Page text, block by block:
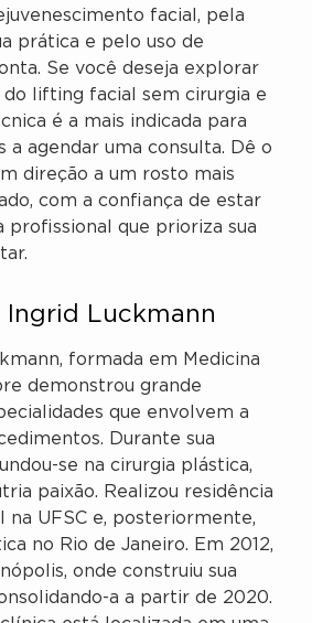
facial, pela
prática e pelo uso de
Se você deseja explorar
do lifting facial sem cirurgia e
é a mais indicada para
a agendar uma consulta. Dê o
direção a um rosto mais
com a confiança de estar
profissional que prioriza sua
Ingrid Luckmann
formada em Medicina
demonstrou grande
que envolvem a
Durante sua
se na cirurgia plástica,
paixão. Realizou residência
na UFSC e, posteriormente,
no Rio de Janeiro. Em 2012,
onde construiu sua
a a partir de 2020.